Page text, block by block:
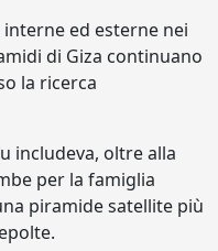
ed esterne nei
di Giza continuano
la ricerca
includeva, oltre alla
per la famiglia
piramide satellite più